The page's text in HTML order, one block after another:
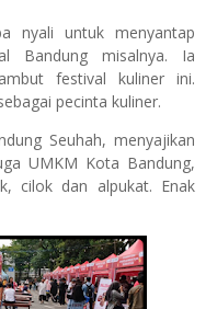
nyali untuk menyantap
Bandung misalnya. Ia
festival kuliner ini.
pecinta kuliner.
Seuhah, menyajikan
UMKM Kota Bandung,
cilok dan alpukat. Enak